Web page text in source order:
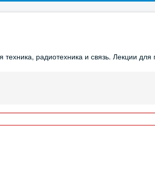
радиотехника и связь. Лекции для